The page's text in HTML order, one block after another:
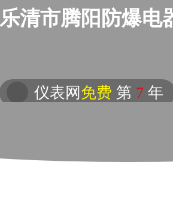
乐清市腾阳防爆电
仪表网免费 第 7年